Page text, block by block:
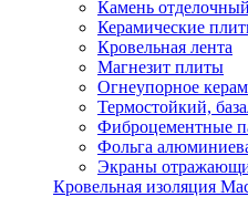
Камень отделочный
Керамические
Кровельная лента
Магнезит плиты
Огнеупорное
Термостойкий,
Фиброцементные
Фольга
Экраны
Кровельная изоляция